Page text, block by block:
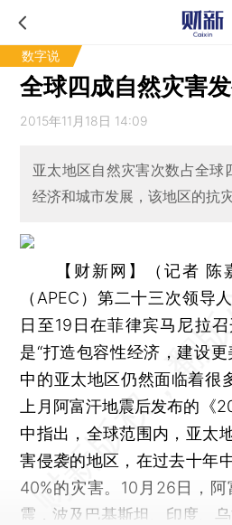
数字说
全球四成自然灾害
2015年11月18日 14:09
亚太地区自然灾害次数占全球
经济和城市发展，该地区的抗
【财新网】（记者 陈
（APEC）第二十三次领导
日至19日在菲律宾马尼拉
是“打造包容性经济，建设
中的亚太地区仍然面临着很
上月阿富汗地震后发布的《
中指出，全球范围内，亚太
害侵袭的地区，在过去十年
40%的灾害。10月26日，
震，波及巴基斯坦、印度、